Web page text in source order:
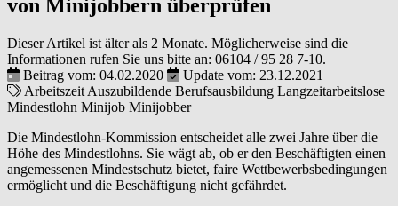
von Minijobbern überprüfen
Dieser Artikel ist älter als 2 Monate. Möglicherweise sind die
Informationen rufen Sie uns bitte an: 06104 / 95 28 7-10.
Beitrag vom: 04.02.2020
Update vom: 23.12.2021
Arbeitszeit Auszubildende Berufsausbildung Langzeitarbeitslose
Mindestlohn Minijob Minijobber
Die Mindestlohn-Kommission entscheidet alle zwei Jahre über die
Höhe des Mindestlohns. Sie wägt ab, ob er den Beschäftigten einen
angemessenen Mindestschutz bietet, faire Wettbewerbsbedingungen
ermöglicht und die Beschäftigung nicht gefährdet.